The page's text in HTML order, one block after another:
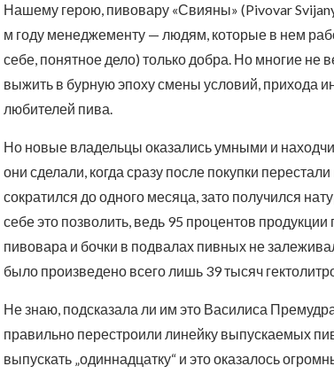
Нашему герою, пивовару «Свияны» (Pivovar
м году менеджементу — людям, которые в нем
себе, понятное дело) только добра. Но многие
выжить в бурную эпоху смены условий, прихода
любителей пива.
Но новые владельцы оказались умными и
они сделали, когда сразу после покупки
сократился до одного месяца, зато получился
себе это позволить, ведь 95 процентов
пивовара и бочки в подвалах пивных не
было произведено всего лишь 39 тысяч
Не знаю, подсказала ли им это Василиса
правильно перестроили линейку выпускаемых
выпускать „одиннадцатку“ и это оказалось